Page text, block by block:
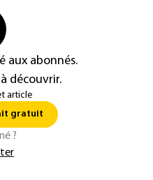
aux abonnés.
découvrir.
article
gratuit
?